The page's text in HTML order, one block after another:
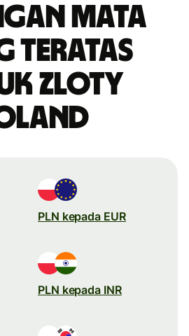
mata
teratas
zloty
PLN kepada EUR
PLN kepada INR